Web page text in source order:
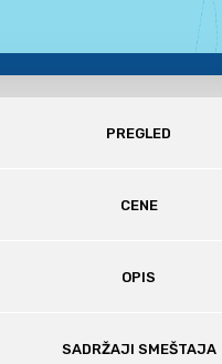
PREGLED
CENE
OPIS
SADRŽAJI SMEŠTAJA